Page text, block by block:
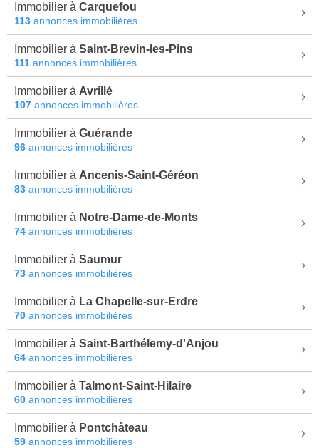
Immobilier à Carquefou
113 annonces immobilières
Immobilier à Saint-Brevin-les-Pins
111 annonces immobilières
Immobilier à Avrillé
107 annonces immobilières
Immobilier à Guérande
96 annonces immobilières
Immobilier à Ancenis-Saint-Géréon
83 annonces immobilières
Immobilier à Notre-Dame-de-Monts
74 annonces immobilières
Immobilier à Saumur
73 annonces immobilières
Immobilier à La Chapelle-sur-Erdre
70 annonces immobilières
Immobilier à Saint-Barthélemy-d'Anjou
64 annonces immobilières
Immobilier à Talmont-Saint-Hilaire
60 annonces immobilières
Immobilier à Pontchâteau
59 annonces immobilières